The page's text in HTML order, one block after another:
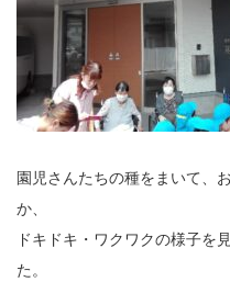
園児さんたちの種をまいて、
か、
ドキドキ・ワクワクの様子を
た。